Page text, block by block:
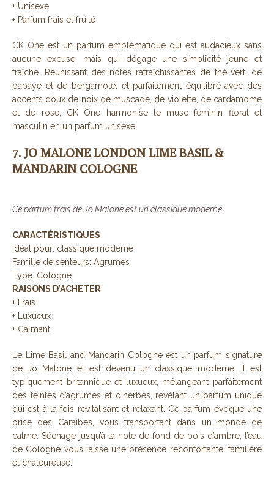
+ Unisexe
+ Parfum frais et fruité
CK One est un parfum emblématique qui est audacieux sans
aucune excuse, mais qui dégage une simplicité jeune et
fraîche. Réunissant des notes rafraîchissantes de thé vert, de
papaye et de bergamote, et parfaitement équilibré avec des
accents doux de noix de muscade, de violette, de cardamome
et de rose, CK One harmonise le musc féminin floral et
masculin en un parfum unisexe.
7. JO MALONE LONDON LIME BASIL &
MANDARIN COLOGNE
Ce parfum frais de Jo Malone est un classique moderne
CARACTÉRISTIQUES
Idéal pour: classique moderne
Famille de senteurs: Agrumes
Type: Cologne
RAISONS D’ACHETER
+ Frais
+ Luxueux
+ Calmant
Le Lime Basil and Mandarin Cologne est un parfum signature
de Jo Malone et est devenu un classique moderne. Il est
typiquement britannique et luxueux, mélangeant parfaitement
des teintes d’agrumes et d’herbes, révélant un parfum unique
qui est à la fois revitalisant et relaxant. Ce parfum évoque une
brise des Caraïbes, vous transportant dans un monde de
calme. Séchage jusqu’à la note de fond de bois d’ambre, l’eau
de Cologne vous laisse une présence réconfortante, familière
et chaleureuse.